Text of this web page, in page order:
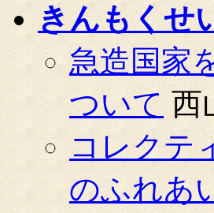
きんもくせ
急造国家
ついて 西
コレクテ
のふれあ